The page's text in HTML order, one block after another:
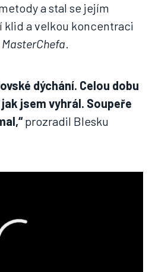
a stal se jejím
a velkou koncentraci
MasterChefa.
dýchání. Celou dobu
jsem vyhrál. Soupeře
prozradil Blesku